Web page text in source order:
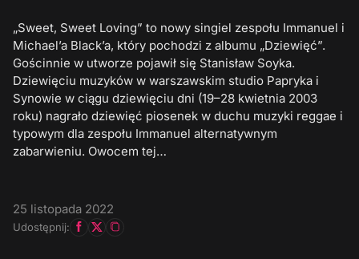
„Sweet, Sweet Loving” to nowy singiel zespołu Immanuel i
Michael’a Black’a, który pochodzi z albumu „Dziewięć”.
Gościnnie w utworze pojawił się Stanisław Soyka.
Dziewięciu muzyków w warszawskim studio Papryka i
Synowie w ciągu dziewięciu dni (19–28 kwietnia 2003
roku) nagrało dziewięć piosenek w duchu muzyki reggae i
typowym dla zespołu Immanuel alternatywnym
zabarwieniu. Owocem tej…
25 listopada 2022
Udostępnij: